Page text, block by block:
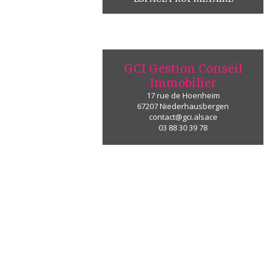
GCI Gestion Conseil
Immobilier
17 rue de Hoenheim
67207Niederhausbergen
contact@gci.alsace
03 88 30 39 78